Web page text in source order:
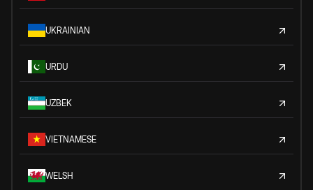
UKRAINIAN
URDU
UZBEK
VIETNAMESE
WELSH